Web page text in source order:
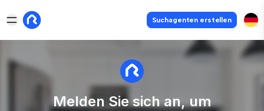
Suchagenten erstellen
Melden Sie sich an, um